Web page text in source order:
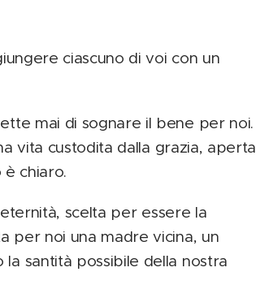
ciascuno di voi con un
mai di sognare il bene per noi.
vita custodita dalla grazia, aperta
chiaro.
scelta per essere la
per noi una madre vicina, un
santità possibile della nostra